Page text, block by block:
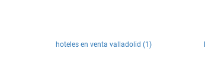
hoteles en venta valladolid (1)